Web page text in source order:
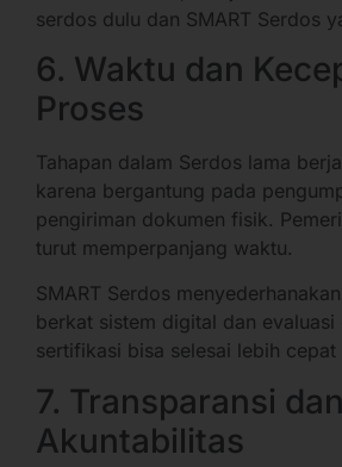
serdos dulu dan SMART Serdos
6. Waktu dan
Proses
Tahapan dalam Serdos lama
karena bergantung pada
pengiriman dokumen fisik.
turut memperpanjang waktu.
SMART Serdos
berkat sistem digital dan evaluasi
sertifikasi bisa selesai lebih cepat
7. Transparansi dan
Akuntabilitas